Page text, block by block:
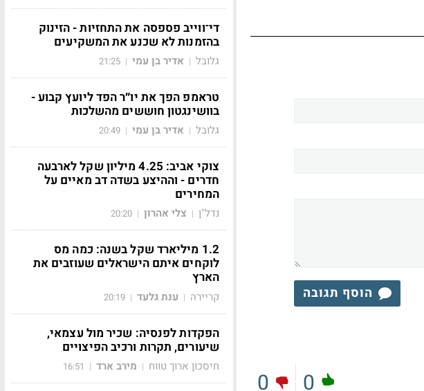
הוסף תגובה
0
0
די־ווייב פספסה את התחזיות - הזינוק
בהזמנות לא שכנע את המשקיעים
גלובל | אדיר בן עמי |
21:25
טראמפ הפך את יו״ר הפד ליועץ קבוע -
בוושינגטון חוששים מהשלכות
גלובל | אדיר בן עמי |
20:49
צוקי אביב: 4.25 מיליון שקל לארבעה
חדרים - וההיצע בשדה דב מאיים על
המחירים
נדל"ן | צלי אהרון |
20:20
1.2 מיליארד שקל בשנה: כמה מס
לוקחים איתם הישראלים שעוזבים את
הארץ
קריירה | ענת גלעד |
20:19
הפקדות לפנסיה: שכיר מול עצמאי,
שיעורים, תקרות ורכיב הפיצויים
חיסכון ארוך טווח | מירב ארד |
16:51